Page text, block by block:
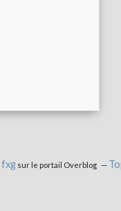
fxgsur le portail Overblog